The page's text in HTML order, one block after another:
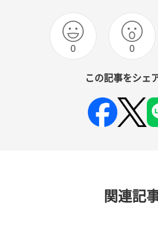
0 0
この記事をシェ
関連記